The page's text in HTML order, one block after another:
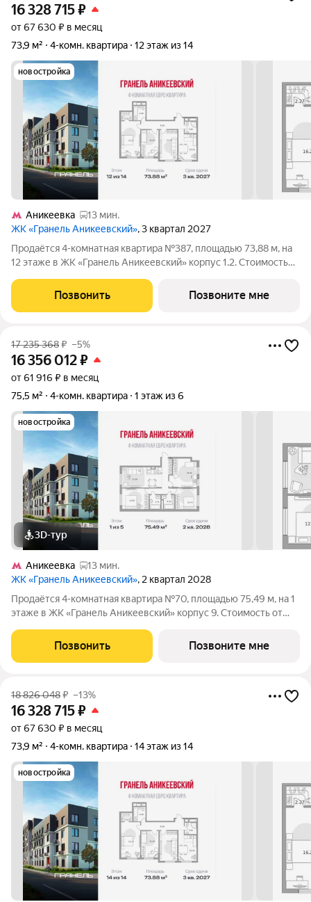
16 328 715₽
от 67 630 ₽ в месяц
73,9 м²
4-комн. квартира 12 этаж из 14
новостройка
Аникеевка
13 мин.
ЖК «Гранель Аникеевский», 3 квартал 2027
Продаётся 4-комнатная квартира №387, площадью 73,88 м, на
12 этаже в ЖК «Гранель Аникеевский» корпус 1.2. Стоимость
односторонняя, окна во двор. Проект расположился в
экологически чистом районе
Позвонить Позвоните мне
17 235 368₽ –5%
16 356 012₽
от 61 916 ₽ в месяц
75,5 м²
4-комн. квартира 1 этаж из 6
новостройка
3D-тур
Аникеевка
13 мин.
ЖК «Гранель Аникеевский», 2 квартал 2028
Продаётся 4-комнатная квартира №70, площадью 75,49 м, на 1
этаже в ЖК «Гранель Аникеевский» корпус 9. Стоимость от
окна во двор. Проект расположился в экологически чистом
районе Подмосковья
Позвонить Позвоните мне
18 826 048₽ –13%
16 328 715₽
от 67 630 ₽ в месяц
73,9 м²
4-комн. квартира 14 этаж из 14
новостройка